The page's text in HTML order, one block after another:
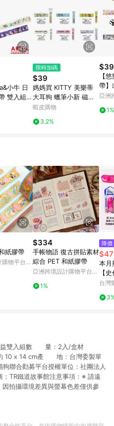
購物站上之商品規格、
訊頁及購物車不符，以
為準。 10. 點數紅包使用規
於 LINE 購物前往 Pinkoi
訂單，不符合導購資格；承
LINE 購物前往 Pinkoi 頁
小牛 日
雙入組 A
緊急救援
限時加碼
$39
媽媽買 KITTY 美樂蒂
大耳狗 蠟筆小新 磁鐵
條 磁鐵貼 磁鐵 10cm
蝦皮購物
3.2%
【
帶】
固防
亞洲
1%
紙膠帶
購物平台
$334
手帳物語 復古拼貼素材
綜合 PET 和紙膠帶
亞洲跨境設計購物平台
1%
降價
$47
本月
【
面膠
台灣
益雙入組數 量：2入/盒材
10 x 14 cm產 地：台灣委製單
聯合勸募平台授權單位：社團法人
TR鐵道故事館注意事項：※ 請遠
拍攝環境差異與螢幕色差僅供參